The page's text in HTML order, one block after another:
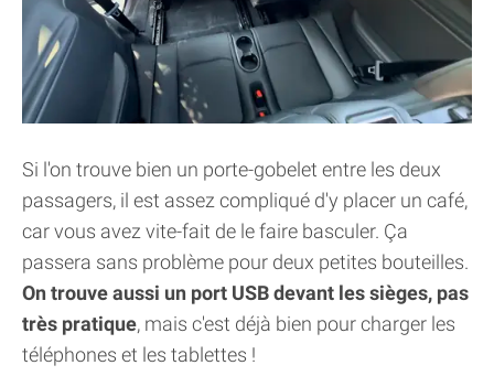
Si l'on trouve bien un porte-gobelet entre les deux
passagers, il est assez compliqué d'y placer un café,
car vous avez vite-fait de le faire basculer. Ça
passera sans problème pour deux petites bouteilles.
On trouve aussi un port USB devant les sièges, pas
très pratique, mais c'est déjà bien pour charger les
téléphones et les tablettes !